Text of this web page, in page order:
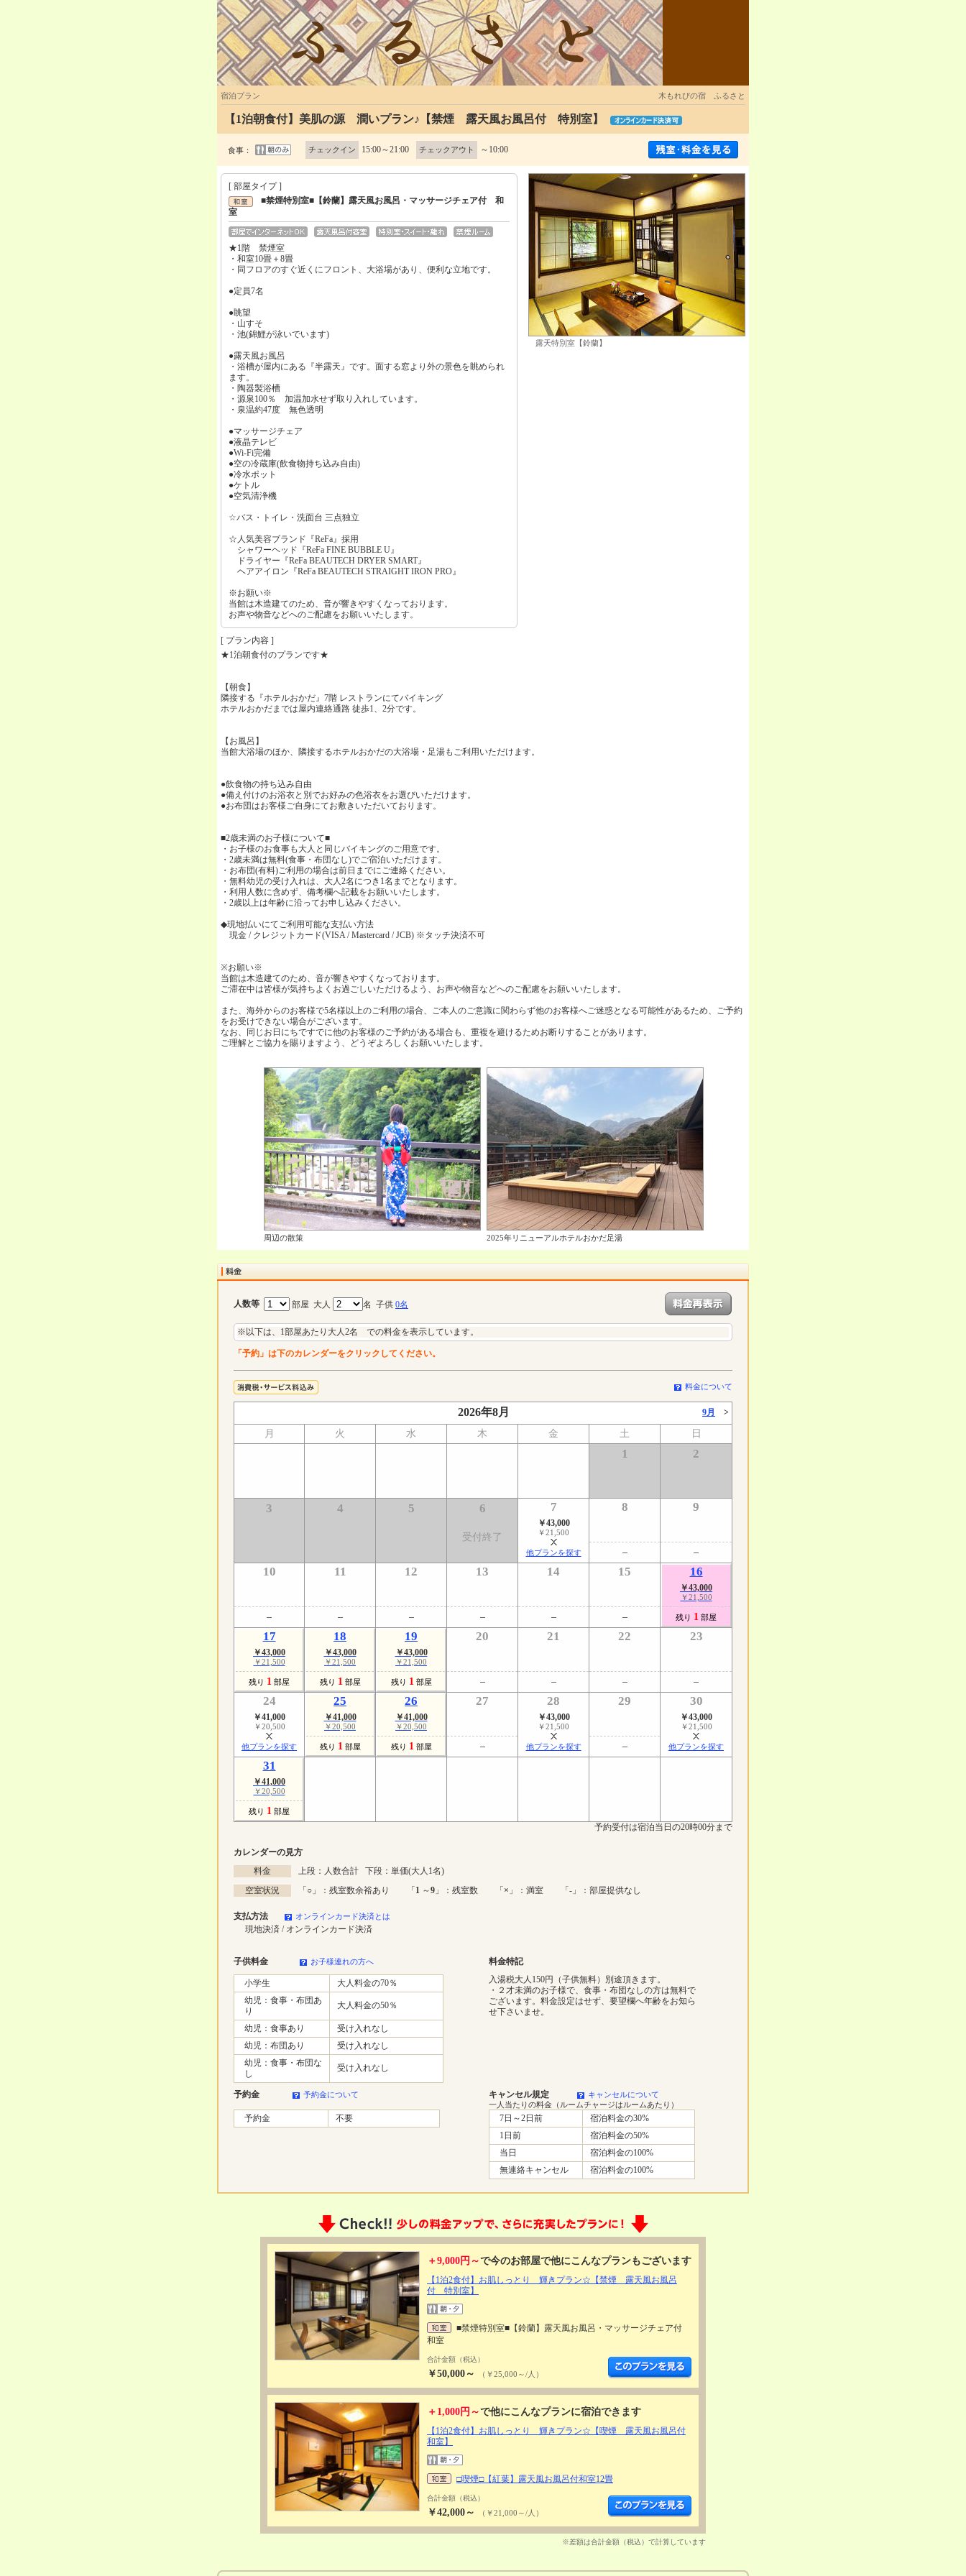
宿泊プラン 木もれびの宿 ふるさと
【1泊朝食付】美肌の源 潤いプラン♪【禁煙 露天風お風呂付 特別室】
食事： チェックイン 15:00～21:00 チェックアウト ～10:00
[ 部屋タイプ ]
■禁煙特別室■【鈴蘭】露天風お風呂・マッサージチェア付 和
室
★1階 禁煙室
・和室10畳＋8畳
・同フロアのすぐ近くにフロント、大浴場があり、便利な立地です。
●定員7名
●眺望
・山すそ
・池(錦鯉が泳いでいます)
●露天風お風呂
・浴槽が屋内にある『半露天』です。面する窓より外の景色を眺められ
ます。
・陶器製浴槽
・源泉100％ 加温加水せず取り入れしています。
・泉温約47度 無色透明
●マッサージチェア
●液晶テレビ
●Wi-Fi完備
●空の冷蔵庫(飲食物持ち込み自由)
●冷水ポット
●ケトル
●空気清浄機
☆バス・トイレ・洗面台 三点独立
☆人気美容ブランド『ReFa』採用
シャワーヘッド『ReFa FINE BUBBLE U』
ドライヤー『ReFa BEAUTECH DRYER SMART』
ヘアアイロン『ReFa BEAUTECH STRAIGHT IRON PRO』
※お願い※
当館は木造建てのため、音が響きやすくなっております。
お声や物音などへのご配慮をお願いいたします。
露天特別室【鈴蘭】
[ プラン内容 ]
★1泊朝食付のプランです★
【朝食】
隣接する『ホテルおかだ』7階 レストランにてバイキング
ホテルおかだまでは屋内連絡通路 徒歩1、2分です。
【お風呂】
当館大浴場のほか、隣接するホテルおかだの大浴場・足湯もご利用いただけます。
●飲食物の持ち込み自由
●備え付けのお浴衣と別でお好みの色浴衣をお選びいただけます。
●お布団はお客様ご自身にてお敷きいただいております。
■2歳未満のお子様について■
・お子様のお食事も大人と同じバイキングのご用意です。
・2歳未満は無料(食事・布団なし)でご宿泊いただけます。
・お布団(有料)ご利用の場合は前日までにご連絡ください。
・無料幼児の受け入れは、大人2名につき1名までとなります。
・利用人数に含めず、備考欄へ記載をお願いいたします。
・2歳以上は年齢に沿ってお申し込みください。
◆現地払いにてご利用可能な支払い方法
現金 / クレジットカード(VISA / Mastercard / JCB) ※タッチ決済不可
※お願い※
当館は木造建てのため、音が響きやすくなっております。
ご滞在中は皆様が気持ちよくお過ごしいただけるよう、お声や物音などへのご配慮をお願いいたします。
また、海外からのお客様で5名様以上のご利用の場合、ご本人のご意識に関わらず他のお客様へご迷惑となる可能性があるため、ご予約
をお受けできない場合がございます。
なお、同じお日にちですでに他のお客様のご予約がある場合も、重複を避けるためお断りすることがあります。
ご理解とご協力を賜りますよう、どうぞよろしくお願いいたします。
周辺の散策 2025年リニューアルホテルおかだ足湯
人数等 部屋 大人 名 子供 0名
※以下は、1部屋あたり大人2名 での料金を表示しています。
「予約」は下のカレンダーをクリックしてください。
料金について
2026年8月 9月 >
月 火 水 木 金 土 日
1 2
3 4 5 6
受付終了
7
￥43,000
￥21,500
他プランを探す
8 9
10 11 12 13 14 15 16
￥43,000
￥21,500
残り 1 部屋
17
￥43,000
￥21,500
残り 1 部屋
18
￥43,000
￥21,500
残り 1 部屋
19
￥43,000
￥21,500
残り 1 部屋
20 21 22 23
24
￥41,000
￥20,500
他プランを探す
25
￥41,000
￥20,500
残り 1 部屋
26
￥41,000
￥20,500
残り 1 部屋
27 28
￥43,000
￥21,500
他プランを探す
29 30
￥43,000
￥21,500
他プランを探す
31
￥41,000
￥20,500
残り 1 部屋
予約受付は宿泊当日の20時00分まで
カレンダーの見方
料金
上段：人数合計 下段：単価(大人1名)
空室状況
「○ 」：残室数余裕あり 「1 ～9 」：残室数 「× 」：満室 「-」：部屋提供なし
支払方法 オンラインカード決済とは
現地決済 / オンラインカード決済
子供料金 お子様連れの方へ 料金特記
小学生
大人料金の70％
幼児：食事・布団あ
り
大人料金の50％
幼児：食事あり
受け入れなし
幼児：布団あり
受け入れなし
幼児：食事・布団な
し
受け入れなし
入湯税大人150円（子供無料）別途頂きます。
・２才未満のお子様で、食事・布団なしの方は無料で
ございます。料金設定はせず、要望欄へ年齢をお知ら
せ下さいませ。
予約金 予約金について キャンセル規定
キャンセルについて
一人当たりの料金（ルームチャージはルームあたり）
予約金 不要 7日～2日前
宿泊料金の30%
1日前
宿泊料金の50%
当日
宿泊料金の100%
無連絡キャンセル
宿泊料金の100%
＋9,000円～で今のお部屋で他にこんなプランもございます
【1泊2食付】お肌しっとり 輝きプラン☆【禁煙 露天風お風呂
付 特別室】
■禁煙特別室■【鈴蘭】露天風お風呂・マッサージチェア付
和室
合計金額（税込）
￥50,000～ （￥25,000～/人）
＋1,000円～で他にこんなプランに宿泊できます
【1泊2食付】お肌しっとり 輝きプラン☆【喫煙 露天風お風呂付
和室】
□喫煙□【紅葉】露天風お風呂付和室12畳
合計金額（税込）
￥42,000～ （￥21,000～/人）
※差額は合計金額（税込）で計算しています